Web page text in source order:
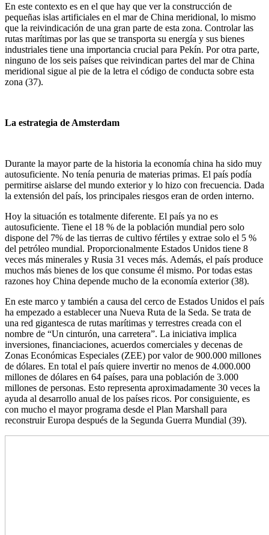
En este contexto es en el que hay que ver la construcción de
pequeñas islas artificiales en el mar de China meridional, lo mismo
que la reivindicación de una gran parte de esta zona. Controlar las
rutas marítimas por las que se transporta su energía y sus bienes
industriales tiene una importancia crucial para Pekín. Por otra parte,
ninguno de los seis países que reivindican partes del mar de China
meridional sigue al pie de la letra el código de conducta sobre esta
zona (37).
La estrategia de Amsterdam
Durante la mayor parte de la historia la economía china ha sido muy
autosuficiente. No tenía penuria de materias primas. El país podía
permitirse aislarse del mundo exterior y lo hizo con frecuencia. Dada
la extensión del país, los principales riesgos eran de orden interno.
Hoy la situación es totalmente diferente. El país ya no es
autosuficiente. Tiene el 18 % de la población mundial pero solo
dispone del 7% de las tierras de cultivo fértiles y extrae solo el 5 %
del petróleo mundial. Proporcionalmente Estados Unidos tiene 8
veces más minerales y Rusia 31 veces más. Además, el país produce
muchos más bienes de los que consume él mismo. Por todas estas
razones hoy China depende mucho de la economía exterior (38).
En este marco y también a causa del cerco de Estados Unidos el país
ha empezado a establecer una Nueva Ruta de la Seda. Se trata de
una red gigantesca de rutas marítimas y terrestres creada con el
nombre de “Un cinturón, una carretera”. La iniciativa implica
inversiones, financiaciones, acuerdos comerciales y decenas de
Zonas Económicas Especiales (ZEE) por valor de 900.000 millones
de dólares. En total el país quiere invertir no menos de 4.000.000
millones de dólares en 64 países, para una población de 3.000
millones de personas. Esto representa aproximadamente 30 veces la
ayuda al desarrollo anual de los países ricos. Por consiguiente, es
con mucho el mayor programa desde el Plan Marshall para
reconstruir Europa después de la Segunda Guerra Mundial (39).